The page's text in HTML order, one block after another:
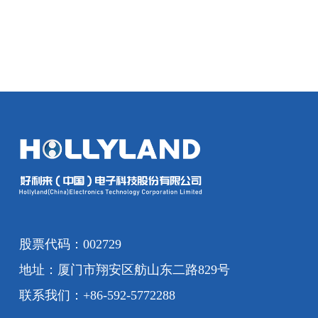
股票代码：002729
地址：厦门市翔安区舫山东二路829号
联系我们：+86-592-5772288